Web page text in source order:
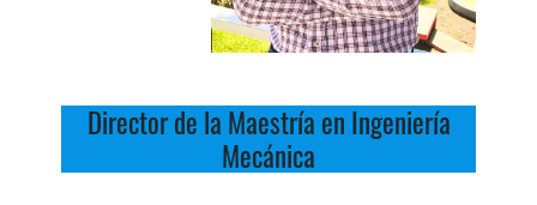
Director de la Maestría en Ingeniería
Mecánica